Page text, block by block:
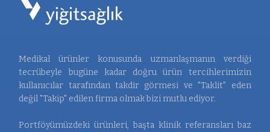
Medikal ürünler konusunda uzmanlaşmanın verdiği
tecrübeyle bugüne kadar doğru ürün tercihlerimizin
kullanıcılar tarafından takdir görmesi ve "Taklit" eden
değil "Takip" edilen firma olmak bizi mutlu ediyor.
Portföyümüzdeki ürünleri, başta klinik referansları baz